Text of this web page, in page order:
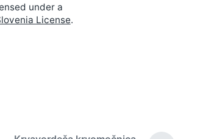
under a
License.